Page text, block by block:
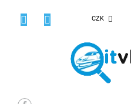
CZK